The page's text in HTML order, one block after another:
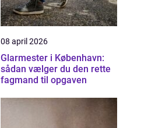
08 april 2026
Glarmester i København:
sådan vælger du den rette
fagmand til opgaven